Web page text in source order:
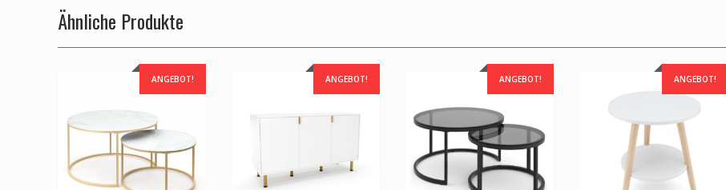
Ähnliche Produkte
ANGEBOT! ANGEBOT! ANGEBOT! ANGEBOT!